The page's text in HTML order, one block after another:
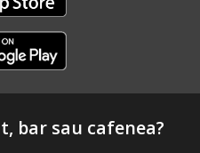
bar sau cafenea?